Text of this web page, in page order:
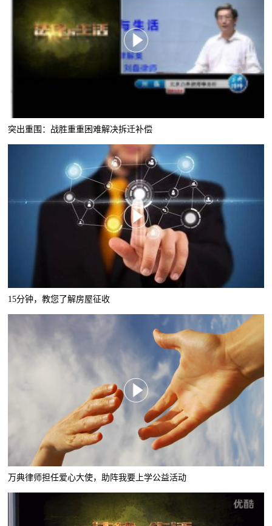
突出重围：战胜重重困难解决拆迁补偿
15分钟，教您了解房屋征收
万典律师担任爱心大使，助阵我要上学公益活动